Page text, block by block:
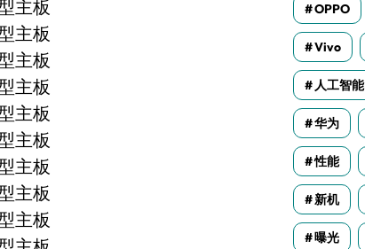
OPPO
Vivo
人工智能
华为
性能
新机
曝光